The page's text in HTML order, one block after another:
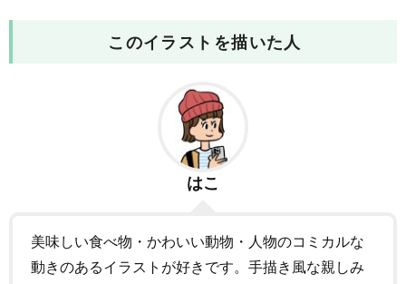
このイラストを描いた人
はこ
美味しい食べ物・かわいい動物・人物のコミカルな
動きのあるイラストが好きです。手描き風な親しみ